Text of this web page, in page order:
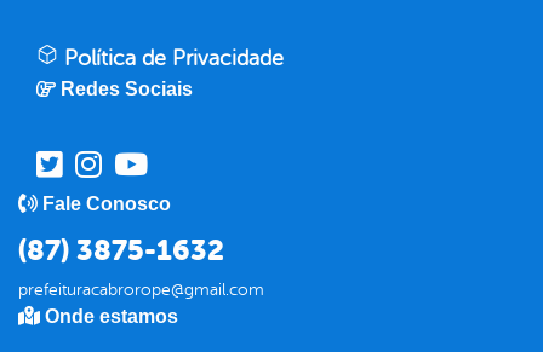
Política de Privacidade
Redes Sociais
Fale Conosco
(87) 3875-1632
prefeituracabrorope@gmail.com
Onde estamos